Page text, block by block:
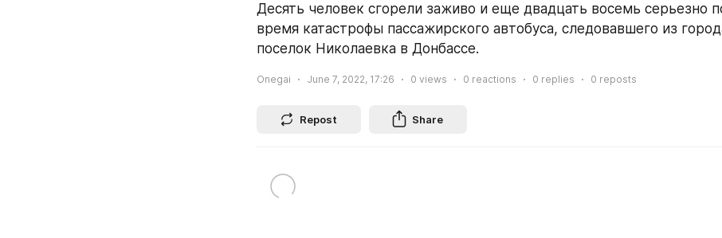
Десять человек сгорели заживо и еще двадцать восемь серьезно
время катастрофы пассажирского автобуса, следовавшего из
поселок Николаевка в Донбассе.
Onegai June 7, 2022, 17:26 0 views 0 reactions 0 replies 0 reposts
Repost Share